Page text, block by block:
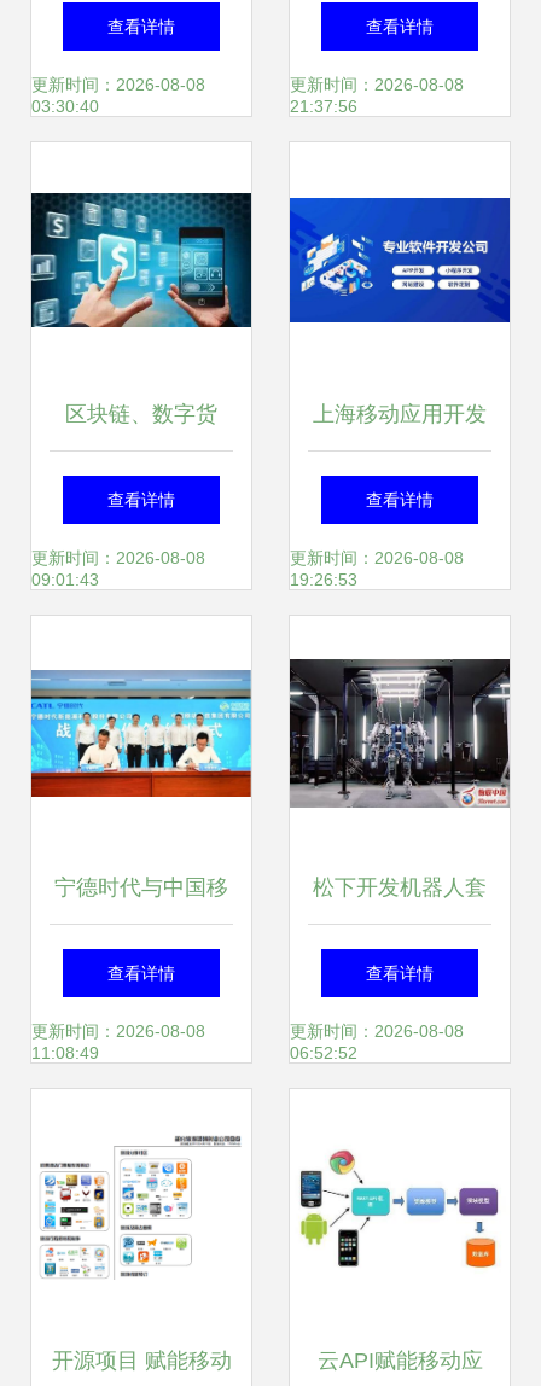
管理领域的颠覆者
查看详情
更新时间：2026-08-08
03:30:40
洞察 新人机遇涌
现，前端需求旺
查看详情
更新时间：2026-08-08
21:37:56
区块链、数字货
币、人工智能 移动
应用开发的新热点
查看详情
更新时间：2026-08-08
09:01:43
上海移动应用开发
公司概览 探索领先
的移动领域应用开
查看详情
更新时间：2026-08-08
19:26:53
宁德时代与中国移
动达成战略合作 共
拓移动能源应用新
查看详情
更新时间：2026-08-08
11:08:49
松下开发机器人套
装 助力工人化身现
代“钢铁侠”，革新
查看详情
更新时间：2026-08-08
06:52:52
开源项目 赋能移动 云API赋能移动应